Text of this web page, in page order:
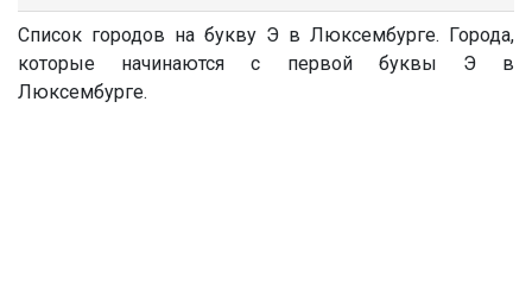
Список городов на букву Э в Люксембурге. Города,
которые начинаются с первой буквы Э в
Люксембурге.